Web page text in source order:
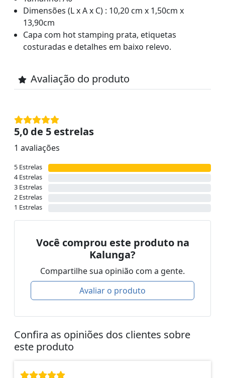
Dimensões (L x A x C) : 10,20 cm x 1,50cm x
13,90cm
Capa com hot stamping prata, etiquetas
costuradas e detalhes em baixo relevo.
Avaliação do produto
5,0 de 5 estrelas
1 avaliações
5 Estrelas
4 Estrelas
3 Estrelas
2 Estrelas
1 Estrelas
Você comprou este produto na
Kalunga?
Compartilhe sua opinião com a gente.
Avaliar o produto
Confira as opiniões dos clientes sobre
este produto